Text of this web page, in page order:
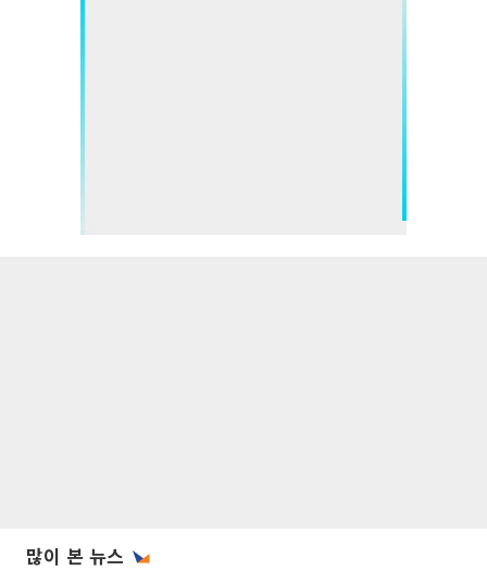
많이 본 뉴스